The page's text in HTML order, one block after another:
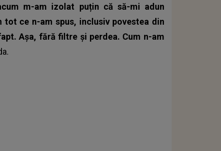
m-am izolat puțin că să-mi adun
tot ce n-am spus, inclusiv povestea din
Așa, fără filtre și perdea. Cum n-am
.